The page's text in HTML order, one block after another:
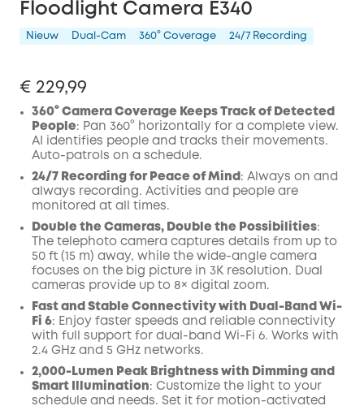
Floodlight Camera E340
Nieuw Dual-Cam 360° Coverage 24/7 Recording
€ 229,99
360° Camera Coverage Keeps Track of Detected
People: Pan 360° horizontally for a complete view.
AI identifies people and tracks their movements.
Auto-patrols on a schedule.
24/7 Recording for Peace of Mind : Always on and
always recording. Activities and people are
monitored at all times.
Double the Cameras, Double the Possibilities:
The telephoto camera captures details from up to
50 ft (15 m) away, while the wide-angle camera
focuses on the big picture in 3K resolution. Dual
cameras provide up to 8× digital zoom.
Fast and Stable Connectivity with Dual-Band Wi-
Fi 6: Enjoy faster speeds and reliable connectivity
with full support for dual-band Wi-Fi 6. Works with
2.4 GHz and 5 GHz networks.
2,000-Lumen Peak Brightness with Dimming and
Smart Illumination: Customize the light to your
schedule and needs. Set it for motion-activated